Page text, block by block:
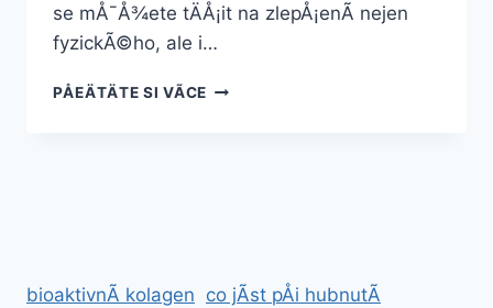
se mÅ¯Å¾ete tÄÅ¡it na zlepÅ¡enÃ­ nejen
fyzickÃ©ho, ale i…
PÅEÄTÄTE SI VÃ­CEPROERECTA
bioaktivnÃ­ kolagen co jÃ­st pÅi hubnutÃ­